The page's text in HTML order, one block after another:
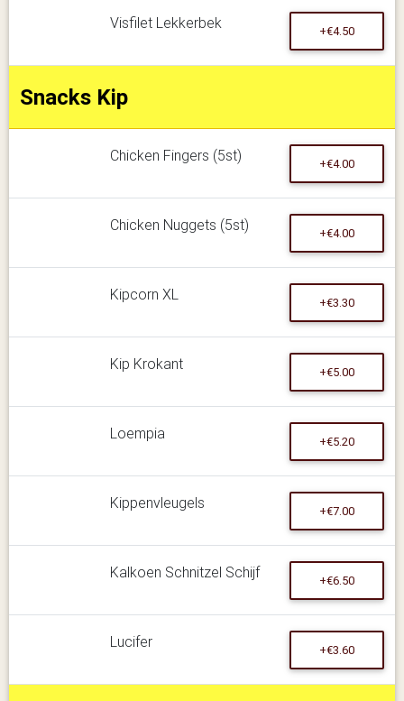
Visfilet Lekkerbek +€4.50
Snacks Kip
Chicken Fingers (5st) +€4.00
Chicken Nuggets (5st) +€4.00
Kipcorn XL +€3.30
Kip Krokant +€5.00
Loempia +€5.20
Kippenvleugels +€7.00
Kalkoen Schnitzel Schijf +€6.50
Lucifer +€3.60